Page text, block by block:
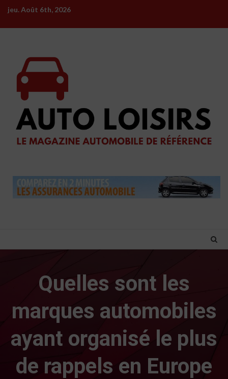
Skip
content
jeu. Août 6th, 2026
Quelles sont les
marques automobiles
ayant organisé le plus
de rappels en Europe